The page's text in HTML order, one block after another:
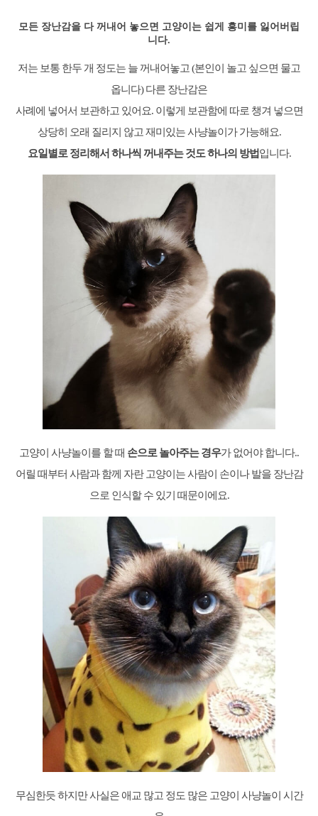
모든 장난감을 다 꺼내어 놓으면 고양이는 쉽게 흥미를 잃어버립
니다.
저는 보통 한두 개 정도는 늘 꺼내어놓고 (본인이 놀고 싶으면 물고
옵니다) 다른 장난감은
사례에 넣어서 보관하고 있어요. 이렇게 보관함에 따로 챙겨 넣으면
상당히 오래 질리지 않고 재미있는 사냥놀이가 가능해요.
요일별로 정리해서 하나씩 꺼내주는 것도 하나의 방법입니다.
고양이 사냥놀이를 할 때 손으로 놀아주는 경우가 없어야 합니다..
어릴 때부터 사람과 함께 자란 고양이는 사람이 손이나 발을 장난감
으로 인식할 수 있기 때문이에요.
무심한듯 하지만 사실은 애교 많고 정도 많은 고양이 사냥놀이 시간